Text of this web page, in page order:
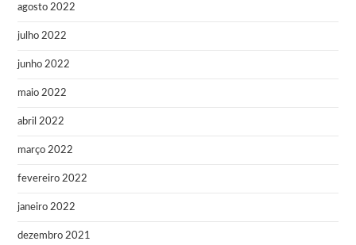
agosto 2022
julho 2022
junho 2022
maio 2022
abril 2022
março 2022
fevereiro 2022
janeiro 2022
dezembro 2021